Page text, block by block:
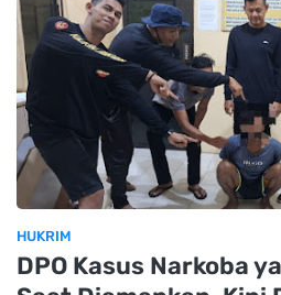
HUKRIM
DPO Kasus Narkoba